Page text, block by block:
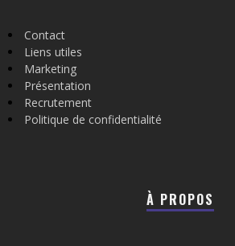
Contact
Liens utiles
Marketing
Présentation
Recrutement
Politique de confidentialité
À PROPOS